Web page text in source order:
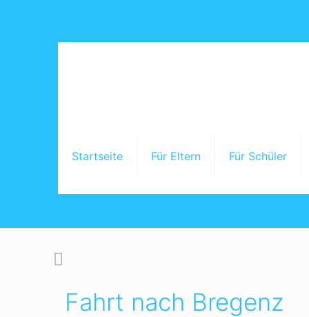
Startseite Für Eltern Für Schüler
Fahrt nach Bregenz